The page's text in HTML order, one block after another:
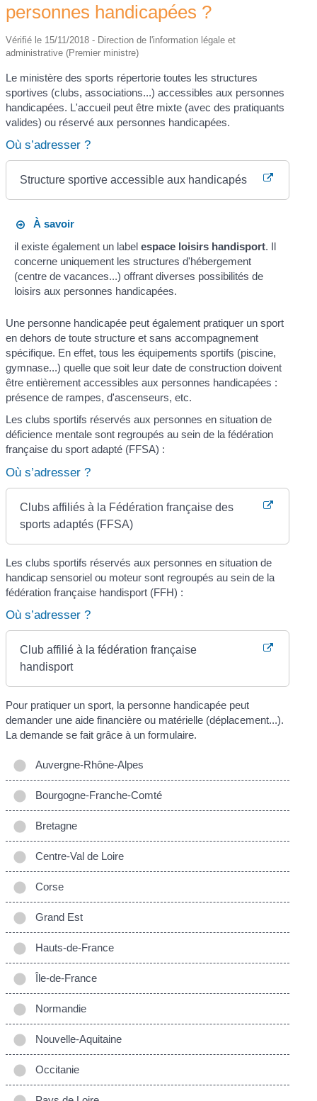
personnes handicapées ?
Vérifié le 15/11/2018 - Direction de l'information légale et
administrative (Premier ministre)
Le ministère des sports répertorie toutes les structures
sportives (clubs, associations...) accessibles aux personnes
handicapées. L'accueil peut être mixte (avec des pratiquants
valides) ou réservé aux personnes handicapées.
Où s’adresser ?
Structure sportive accessible aux handicapés
À savoir
il existe également un label espace loisirs handisport. Il
concerne uniquement les structures d'hébergement
(centre de vacances...) offrant diverses possibilités de
loisirs aux personnes handicapées.
Une personne handicapée peut également pratiquer un sport
en dehors de toute structure et sans accompagnement
spécifique. En effet, tous les équipements sportifs (piscine,
gymnase...) quelle que soit leur date de construction doivent
être entièrement accessibles aux personnes handicapées :
présence de rampes, d'ascenseurs, etc.
Les clubs sportifs réservés aux personnes en situation de
déficience mentale sont regroupés au sein de la fédération
française du sport adapté (FFSA) :
Où s’adresser ?
Clubs affiliés à la Fédération française des
sports adaptés (FFSA)
Les clubs sportifs réservés aux personnes en situation de
handicap sensoriel ou moteur sont regroupés au sein de la
fédération française handisport (FFH) :
Où s’adresser ?
Club affilié à la fédération française
handisport
Pour pratiquer un sport, la personne handicapée peut
demander une aide financière ou matérielle (déplacement...).
La demande se fait grâce à un formulaire.
Auvergne-Rhône-Alpes
Bourgogne-Franche-Comté
Bretagne
Centre-Val de Loire
Corse
Grand Est
Hauts-de-France
Île-de-France
Normandie
Nouvelle-Aquitaine
Occitanie